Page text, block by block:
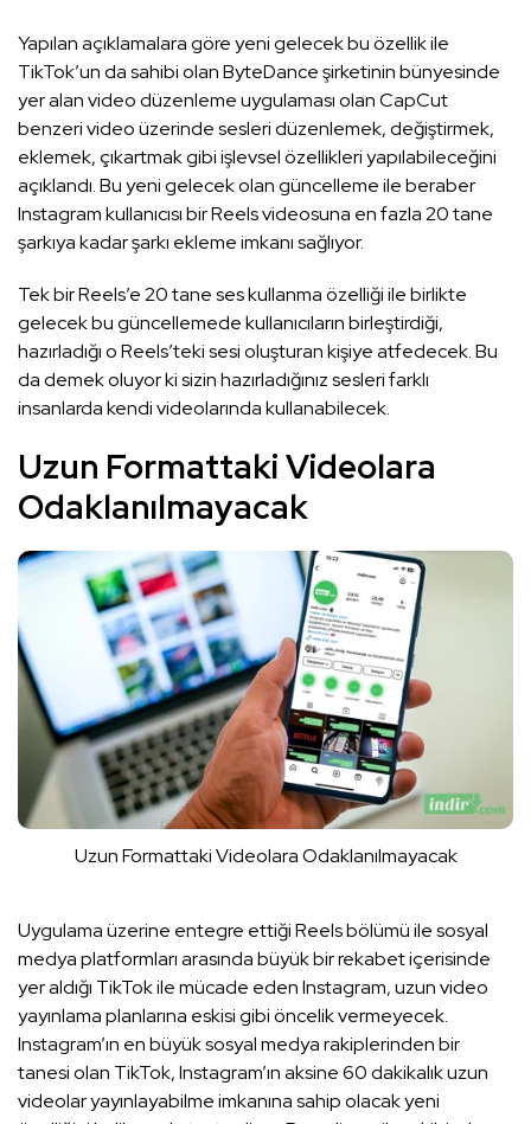
Yapılan açıklamalara göre yeni gelecek bu özellik ile
TikTok’un da sahibi olan ByteDance şirketinin bünyesinde
yer alan video düzenleme uygulaması olan CapCut
benzeri video üzerinde sesleri düzenlemek, değiştirmek,
eklemek, çıkartmak gibi işlevsel özellikleri yapılabileceğini
açıklandı. Bu yeni gelecek olan güncelleme ile beraber
Instagram kullanıcısı bir Reels videosuna en fazla 20 tane
şarkıya kadar şarkı ekleme imkanı sağlıyor.
Tek bir Reels’e 20 tane ses kullanma özelliği ile birlikte
gelecek bu güncellemede kullanıcıların birleştirdiği,
hazırladığı o Reels’teki sesi oluşturan kişiye atfedecek. Bu
da demek oluyor ki sizin hazırladığınız sesleri farklı
insanlarda kendi videolarında kullanabilecek.
Uzun Formattaki Videolara
Odaklanılmayacak
Uzun Formattaki Videolara Odaklanılmayacak
Uygulama üzerine entegre ettiği Reels bölümü ile sosyal
medya platformları arasında büyük bir rekabet içerisinde
yer aldığı TikTok ile mücade eden Instagram, uzun video
yayınlama planlarına eskisi gibi öncelik vermeyecek.
Instagram’ın en büyük sosyal medya rakiplerinden bir
tanesi olan TikTok, Instagram’ın aksine 60 dakikalık uzun
videolar yayınlayabilme imkanına sahip olacak yeni